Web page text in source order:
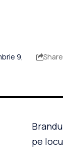
9,
Share
pe